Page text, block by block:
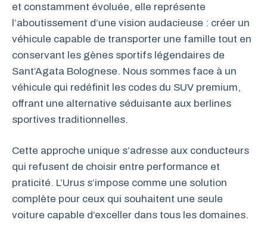
et constamment évoluée, elle représente
l’aboutissement d’une vision audacieuse : créer un
véhicule capable de transporter une famille tout en
conservant les gènes sportifs légendaires de
Sant’Agata Bolognese. Nous sommes face à un
véhicule qui redéfinit les codes du SUV premium,
offrant une alternative séduisante aux berlines
sportives traditionnelles.
Cette approche unique s’adresse aux conducteurs
qui refusent de choisir entre performance et
praticité. L’Urus s’impose comme une solution
complète pour ceux qui souhaitent une seule
voiture capable d’exceller dans tous les domaines.